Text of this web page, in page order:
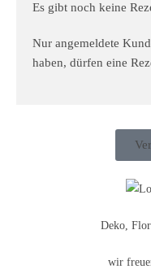
Es gibt noch keine
Nur angemeldete
haben, dürfen eine
Deko,
wir